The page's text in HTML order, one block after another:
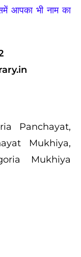
आपका भी नाम का
Panchayat,
Mukhiya,
Mukhiya